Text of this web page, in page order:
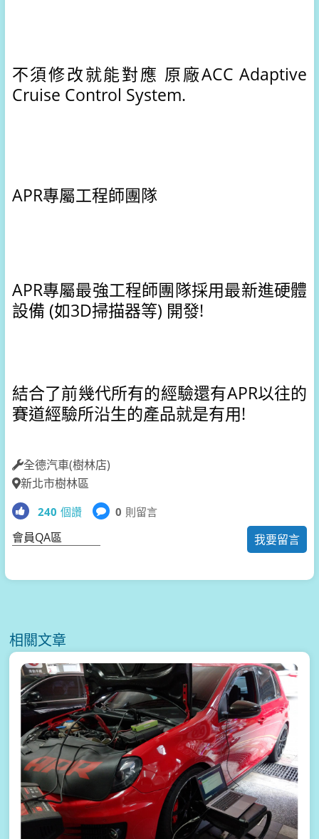
不須修改就能對應 原廠ACC Adaptive
Cruise Control System.
APR專屬工程師團隊
APR專屬最強工程師團隊採用最新進硬體
設備 (如3D掃描器等) 開發!
結合了前幾代所有的經驗還有APR以往的
賽道經驗所沿生的產品就是有用!
全德汽車(樹林店)
新北市樹林區
240 個讚 0 則留言
我要留言
會員QA區
相關文章